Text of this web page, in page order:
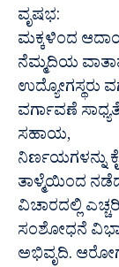
ವೃಷಭ:
ಮಕ್ಕಳಿಂದ
ನೆಮ್ಮದಿಯ
ಉದ್ಯೋಗಸ್ಥರು
ವರ್ಗಾವಣೆ
ಸಹಾಯ,
ನಿರ್ಣಯಗಳನ್ನು
ತಾಳ್ಮೆಯಿಂದ
ವಿಚಾರದಲ್ಲಿ
ಸಂಶೋಧನೆ
ಅಭಿವೃದಿ.